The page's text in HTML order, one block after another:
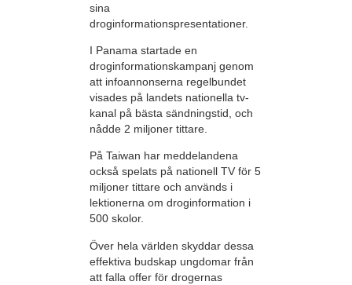
sina
droginformationspresentationer.
I Panama startade en
droginformationskampanj genom
att infoannonserna regelbundet
visades på landets nationella tv-
kanal på bästa sändningstid, och
nådde 2 miljoner tittare.
På Taiwan har meddelandena
också spelats på nationell TV för 5
miljoner tittare och används i
lektionerna om droginformation i
500 skolor.
Över hela världen skyddar dessa
effektiva budskap ungdomar från
att falla offer för drogernas